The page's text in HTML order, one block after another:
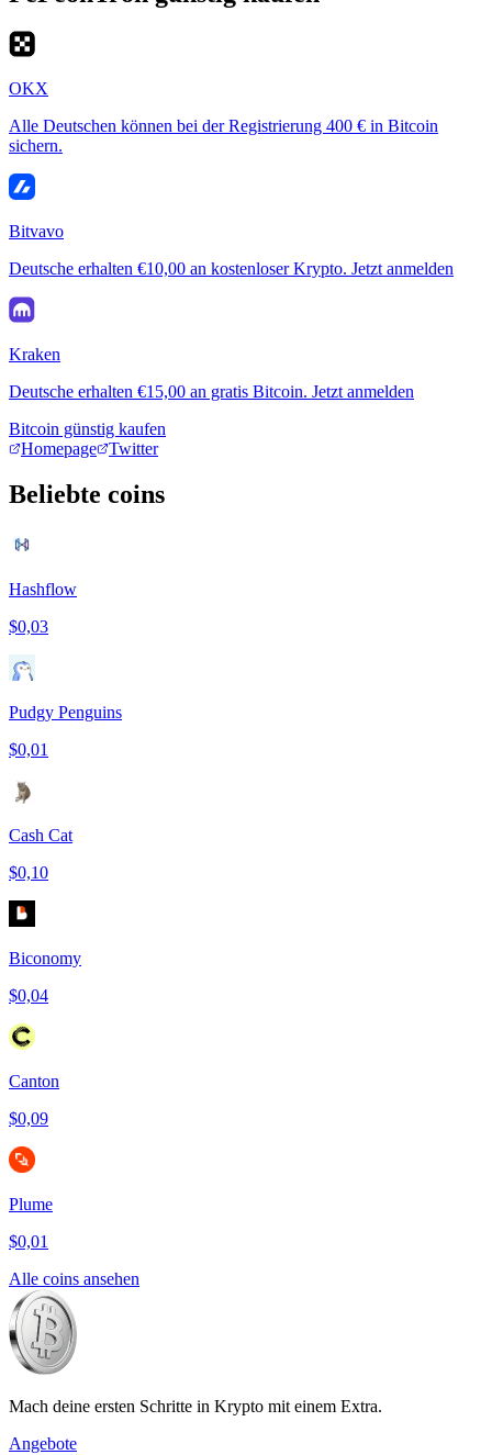
OKX
Alle Deutschen können bei der Registrierung 400 € in Bitcoin
sichern.
Bitvavo
Deutsche erhalten €10,00 an kostenloser Krypto. Jetzt anmelden
Kraken
Deutsche erhalten €15,00 an gratis Bitcoin. Jetzt anmelden
Bitcoin günstig kaufen
Homepage
Twitter
Beliebte coins
Hashflow
$0,03
Pudgy Penguins
$0,01
Cash Cat
$0,10
Biconomy
$0,04
Canton
$0,09
Plume
$0,01
Alle coins ansehen
Mach deine ersten Schritte in Krypto mit einem Extra.
Angebote